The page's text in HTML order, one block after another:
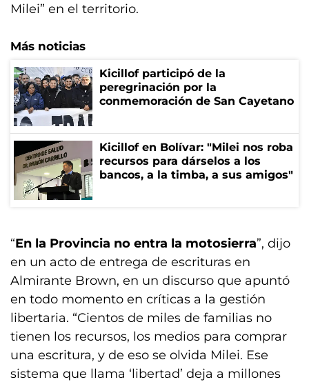
Milei” en el territorio.
Más noticias
Kicillof participó de la
peregrinación por la
conmemoración de San Cayetano
Kicillof en Bolívar: "Milei nos roba
recursos para dárselos a los
bancos, a la timba, a sus amigos"
“En la Provincia no entra la motosierra”, dijo
en un acto de entrega de escrituras en
Almirante Brown, en un discurso que apuntó
en todo momento en críticas a la gestión
libertaria. “Cientos de miles de familias no
tienen los recursos, los medios para comprar
una escritura, y de eso se olvida Milei. Ese
sistema que llama ‘libertad’ deja a millones